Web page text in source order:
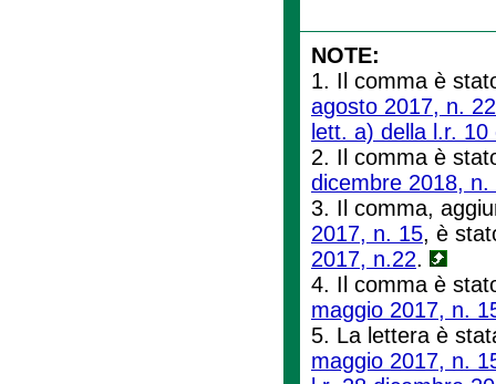
NOTE:
1. Il comma è
agosto 2017, n. 22
lett. a) della l.r.
2. Il comma è
dicembre 2018, n.
3. Il comma,
2017, n. 15, è
2017, n.22.
4. Il comma è
maggio 2017, n.
5. La lettera è
maggio 2017, n.